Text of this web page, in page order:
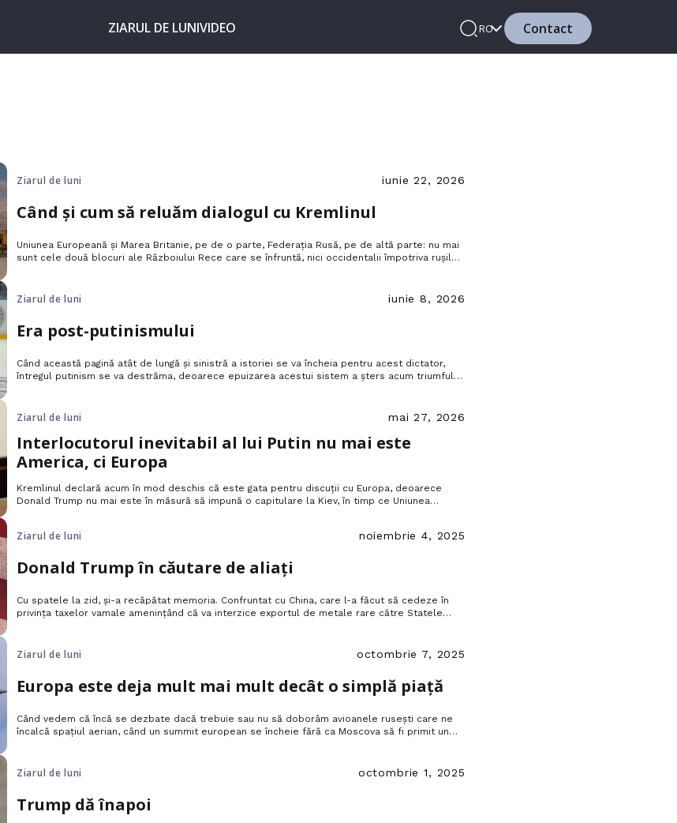
ZIARUL DE LUNIVIDEO RO Contact
Ziarul de luni iunie 22, 2026
Când și cum să reluăm dialogul cu Kremlinul
Uniunea Europeană și Marea Britanie, pe de o parte, Federația Rusă, pe de altă parte: nu mai
sunt cele două blocuri ale Războiului Rece care se înfruntă, nici occidentalii împotriva rușilor,
Ziarul de luni iunie 8, 2026
Era post-putinismului
Când această pagină atât de lungă și sinistră a istoriei se va încheia pentru acest dictator,
întregul putinism se va destrăma, deoarece epuizarea acestui sistem a șters acum triumful
Ziarul de luni mai 27, 2026
Interlocutorul inevitabil al lui Putin nu mai este
America, ci Europa
Kremlinul declară acum în mod deschis că este gata pentru discuții cu Europa, deoarece
Donald Trump nu mai este în măsură să impună o capitulare la Kiev, în timp ce Uniunea
Ziarul de luni noiembrie 4, 2025
Donald Trump în căutare de aliați
Cu spatele la zid, și-a recăpătat memoria. Confruntat cu China, care l-a făcut să cedeze în
privința taxelor vamale amenințând că va interzice exportul de metale rare către Statele
Ziarul de luni octombrie 7, 2025
Europa este deja mult mai mult decât o simplă piață
Când vedem că încă se dezbate dacă trebuie sau nu să doborâm avioanele rusești care ne
încalcă spațiul aerian, când un summit european se încheie fără ca Moscova să fi primit un
Ziarul de luni octombrie 1, 2025
Trump dă înapoi